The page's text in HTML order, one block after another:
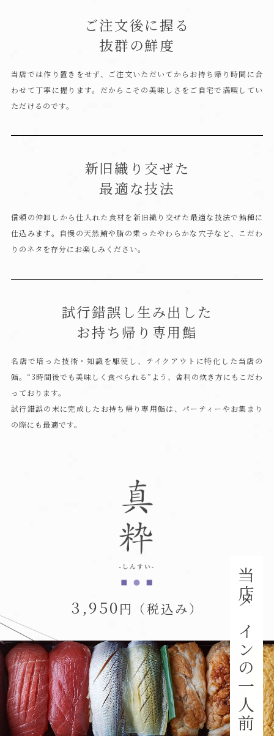
ご注文後に握る
抜群の鮮度
当店では作り置きをせず、ご注文いただいてからお持ち帰り時間に合
わせて丁寧に握ります。 だからこその美味しさをご自宅で満喫してい
ただけるのです。
新旧織り交ぜた
最適な技法
信頼の仲卸しから仕入れた食材を新旧織り交ぜた最適な技法で鮨種に
仕込みます。
自慢の天然鮪や脂の乗ったやわらかな穴子など、 こだわ
りのネタを存分にお楽しみください。
試行錯誤し生み出した
お持ち帰り専用鮨
名店で培った技術・知識を駆使し、 テイクアウトに特化した当店の
鮨。 “3時間後でも美味しく食べられる”よう、舎利の炊き方にもこだわ
っております。
試行錯誤の末に完成したお持ち帰り専用鮨は、パーティーやお集まり
の際にも最適です。
3,950円（税込み） 当店メインの一人前